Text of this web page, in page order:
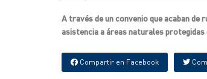
A través de un convenio que acaban
asistencia a áreas naturales
Compartir en Facebook